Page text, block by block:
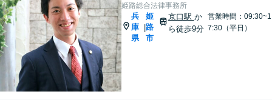
姫路総合法律事務所
兵
庫
県
|
姫
路
市
京口駅 か
ら徒歩9分
営業時間：09:30~1
7:30（平日）